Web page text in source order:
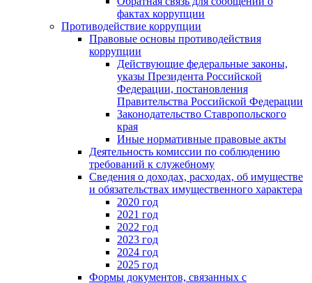
фактах коррупции
Противодействие коррупции
Правовые основы противодействия
коррупции
Действующие федеральные законы,
указы Президента Российской
Федерации, постановления
Правительства Российской Федерации
Законодательство Ставропольского
края
Иные нормативные правовые акты
Деятельность комиссии по соблюдению
требований к служебному
Сведения о доходах, расходах, об имуществе
и обязательствах имущественного характера
2020 год
2021 год
2022 год
2023 год
2024 год
2025 год
Формы документов, связанных с